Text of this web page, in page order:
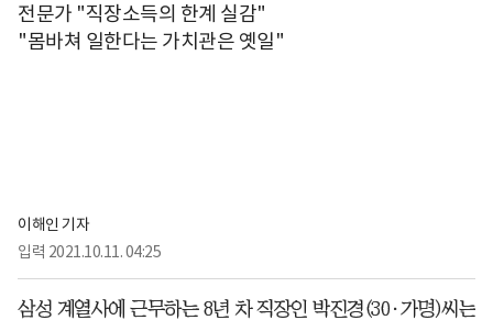
전문가 "직장소득의 한계 실감"
"몸바쳐 일한다는 가치관은 옛일"
이해인 기자
입력 2021.10.11. 04:25
삼성 계열사에 근무하는 8년 차 직장인 박진경(30·가명)씨는